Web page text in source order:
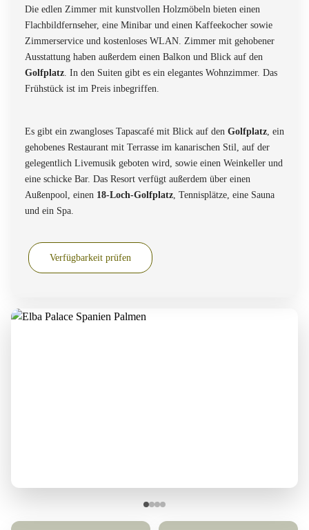
Die edlen Zimmer mit kunstvollen Holzmöbeln bieten einen
Flachbildfernseher, eine Minibar und einen Kaffeekocher sowie
Zimmerservice und kostenloses WLAN. Zimmer mit gehobener
Ausstattung haben außerdem einen Balkon und Blick auf den
Golfplatz . In den Suiten gibt es ein elegantes Wohnzimmer. Das
Frühstück ist im Preis inbegriffen.
Es gibt ein zwangloses Tapascafé mit Blick auf den Golfplatz , ein
gehobenes Restaurant mit Terrasse im kanarischen Stil, auf der
gelegentlich Livemusik geboten wird, sowie einen Weinkeller und
eine schicke Bar. Das Resort verfügt außerdem über einen
Außenpool, einen 18-Loch-Golfplatz , Tennisplätze, eine Sauna
und ein Spa.
Verfügbarkeit prüfen